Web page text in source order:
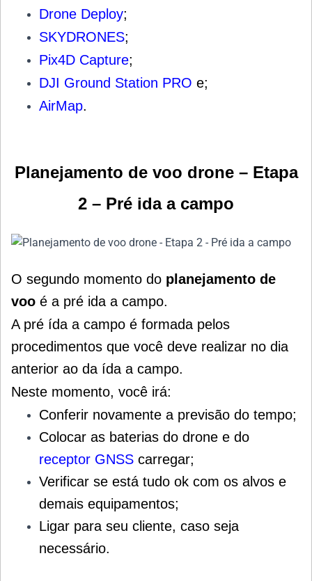
Drone Deploy;
SKYDRONES;
Pix4D Capture;
DJI Ground Station PRO e;
AirMap.
Planejamento de voo drone – Etapa
2 – Pré ida a campo
O segundo momento do planejamento de
voo é a pré ida a campo.
A pré ída a campo é formada pelos
procedimentos que você deve realizar no dia
anterior ao da ída a campo.
Neste momento, você irá:
Conferir novamente a previsão do tempo;
Colocar as baterias do drone e do
receptor GNSS carregar;
Verificar se está tudo ok com os alvos e
demais equipamentos;
Ligar para seu cliente, caso seja
necessário.